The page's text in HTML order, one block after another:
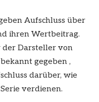
Aufschluss über
ihren Wertbeitrag.
der Darsteller von
gegeben ,
darüber, wie
verdienen.